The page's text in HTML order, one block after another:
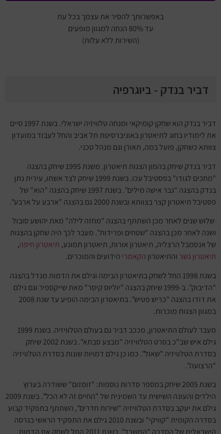
באפשרותך להסיר את עצמך בכל עת
עד 80% הנחה למגוון מופעים
(השירות ללא עלות)
דביר בנדק - ביוגרפיה
דביר בנדק הוא שחקן קומיקאי ומנחה טלוויזיה ישראלי. בשנת 1997 סיים
את לימודיו בחוג לתיאטרון באוניברסיטת תל אביב והחל לעבוד במועדון
צוותא כשחקן, פועל במה, תאורן וגם מנהל טכני.
דביר בנדק שיחק בהמון הצגות תיאטרון. משנת 1995 שיחק בהצגה
"מחכים לגודו" בפסטיבל עכו. בשנת 1999 שיחק לצד אשתו, עירית נתן
בנדק בהצגה "גבר אישה מילים". בשנת 1997 שיחק בהצגה "הוא" של
פסטיבל תיאטרון קצר בצוותא ובשנת 2000 גם בהצגה "ארבע על ארבע".
שלוש שנים לאחר מכן השתתף בהצגה "מחזה לילה" מאת יהושע סובול
ושנה לאחר מכן בהצגה "שטחים ופרידות". מעבר לכך היה שחקן בהצגות
של אנסמבל הרצליה, תיאטרון אורות, תיאטרון תמונע, תיאטרון חיפה,
תיאטרון גשר והתיאטרון הקאמרי הידועים והמוכרים.
בשנת 1998 החל לשחק בתיאטרון הבימה וגילם את הדמות מנדל בהצגה
"הדיבוק". ב-1999 שיחק בהצגה "יוליוס קיסר" מאת שייקספיר וגם גילם
את דודו בהצגה "כריש פטיש". בתיאטרון הבימה הופיע עד שנת 2008
במגוון הצגות מוכרות.
מעבר לעולם התיאטרון, מככב דביר גם בעולם הטלוויזיה. בשנת 1999
גילם איש שב"כ בסרט הטלוויזיה "מבצע סבתא". בשנת 2002 שיחק
בסדרת הטלוויזיה "שאול". כמו כן גילם דמויות שונות בסדרת הטלוויזיה
"הרצועה".
בשנת 2005 שיחק במספר סדרות נוספות: "זומזום" ששודרה בערוץ
הילדים והעונה השישית עד השמינית של "החיים זה לא הכל". בשנת 2009
גילם את יעקב בסדרת הטלוויזיה "שירות חדרים", השתתף בתפקיד קבוע
בסדרה הקומית "קוויקי" ובשנת 2010 גילם את התפקיד הראשי בגרסה